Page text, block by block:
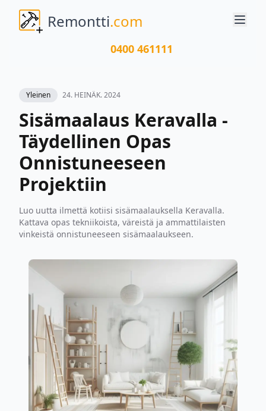
Remontti.com
0400 461111
Yleinen 24. HEINÄK. 2024
Sisämaalaus Keravalla -
Täydellinen Opas
Onnistuneeseen
Projektiin
Luo uutta ilmettä kotiisi sisämaalauksella Keravalla.
Kattava opas tekniikoista, väreistä ja ammattilaisten
vinkeistä onnistuneeseen sisämaalaukseen.